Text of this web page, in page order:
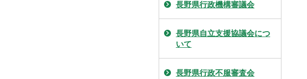
長野県行政機構審議会
長野県自立支援協議会につ
いて
長野県行政不服審査会